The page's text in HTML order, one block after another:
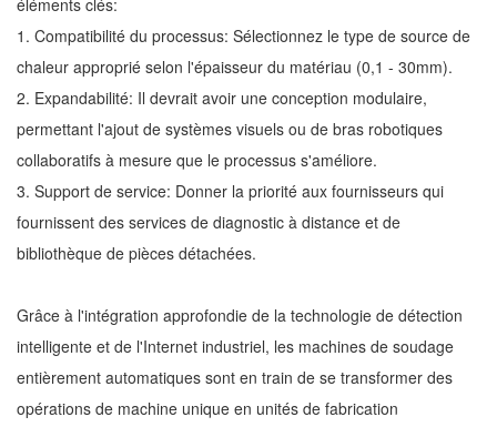
éléments clés:
1. Compatibilité du processus: Sélectionnez le type de source de
chaleur approprié selon l'épaisseur du matériau (0,1 - 30mm).
2. Expandabilité: Il devrait avoir une conception modulaire,
permettant l'ajout de systèmes visuels ou de bras robotiques
collaboratifs à mesure que le processus s'améliore.
3. Support de service: Donner la priorité aux fournisseurs qui
fournissent des services de diagnostic à distance et de
bibliothèque de pièces détachées.
Grâce à l'intégration approfondie de la technologie de détection
intelligente et de l'Internet industriel, les machines de soudage
entièrement automatiques sont en train de se transformer des
opérations de machine unique en unités de fabrication